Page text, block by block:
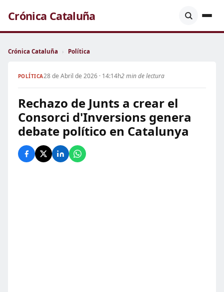
Crónica Cataluña
Crónica Cataluña › Política
POLÍTICA28 de Abril de 2026 · 14:14h2 min de lectura
Rechazo de Junts a crear el
Consorci d'Inversions genera
debate político en Catalunya